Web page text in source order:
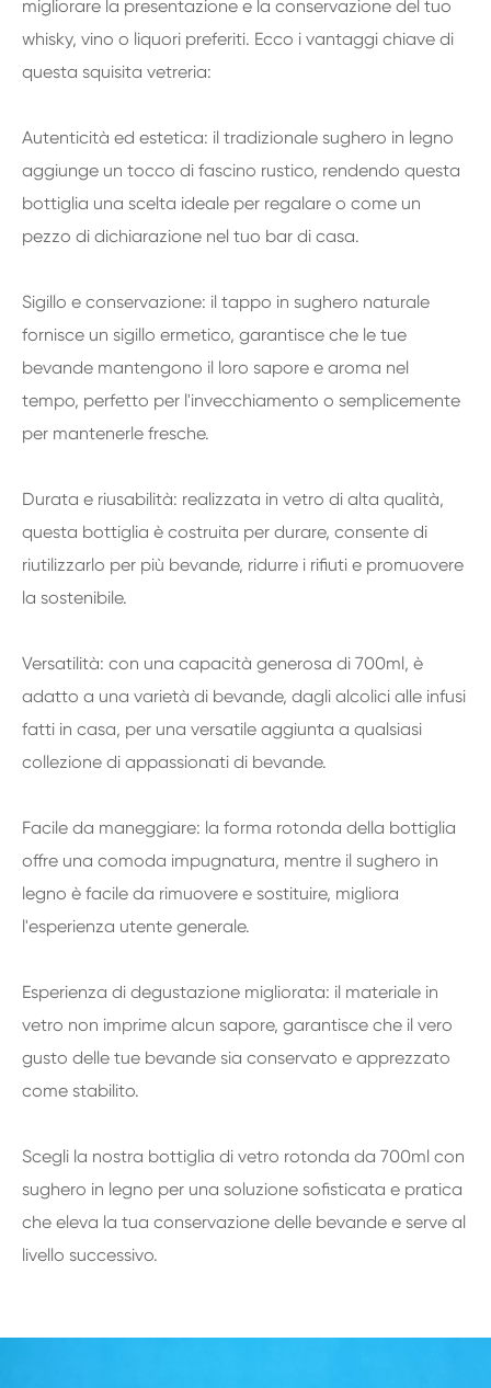
migliorare la presentazione e la conservazione del tuo
whisky, vino o liquori preferiti. Ecco i vantaggi chiave di
questa squisita vetreria:
Autenticità ed estetica: il tradizionale sughero in legno
aggiunge un tocco di fascino rustico, rendendo questa
bottiglia una scelta ideale per regalare o come un
pezzo di dichiarazione nel tuo bar di casa.
Sigillo e conservazione: il tappo in sughero naturale
fornisce un sigillo ermetico, garantisce che le tue
bevande mantengono il loro sapore e aroma nel
tempo, perfetto per l'invecchiamento o semplicemente
per mantenerle fresche.
Durata e riusabilità: realizzata in vetro di alta qualità,
questa bottiglia è costruita per durare, consente di
riutilizzarlo per più bevande, ridurre i rifiuti e promuovere
la sostenibile.
Versatilità: con una capacità generosa di 700ml, è
adatto a una varietà di bevande, dagli alcolici alle infusi
fatti in casa, per una versatile aggiunta a qualsiasi
collezione di appassionati di bevande.
Facile da maneggiare: la forma rotonda della bottiglia
offre una comoda impugnatura, mentre il sughero in
legno è facile da rimuovere e sostituire, migliora
l'esperienza utente generale.
Esperienza di degustazione migliorata: il materiale in
vetro non imprime alcun sapore, garantisce che il vero
gusto delle tue bevande sia conservato e apprezzato
come stabilito.
Scegli la nostra bottiglia di vetro rotonda da 700ml con
sughero in legno per una soluzione sofisticata e pratica
che eleva la tua conservazione delle bevande e serve al
livello successivo.